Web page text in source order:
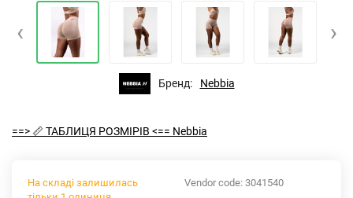
‹ ›
Бренд: Nebbia
==> 📏 ТАБЛИЦЯ РОЗМІРІВ <== Nebbia
Vendor code: 3041540
На складі залишилась